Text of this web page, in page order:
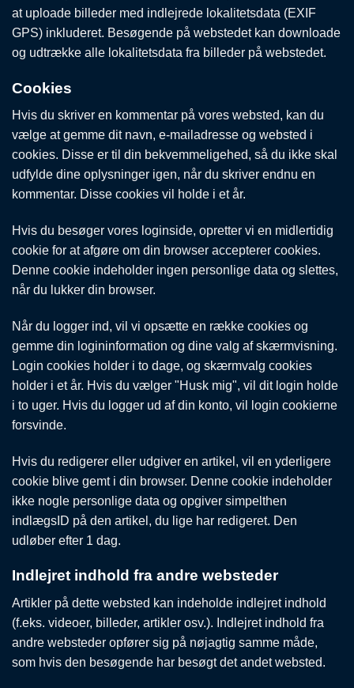
at uploade billeder med indlejrede lokalitetsdata (EXIF
GPS) inkluderet. Besøgende på webstedet kan downloade
og udtrække alle lokalitetsdata fra billeder på webstedet.
Cookies
Hvis du skriver en kommentar på vores websted, kan du
vælge at gemme dit navn, e-mailadresse og websted i
cookies. Disse er til din bekvemmeligehed, så du ikke skal
udfylde dine oplysninger igen, når du skriver endnu en
kommentar. Disse cookies vil holde i et år.
Hvis du besøger vores loginside, opretter vi en midlertidig
cookie for at afgøre om din browser accepterer cookies.
Denne cookie indeholder ingen personlige data og slettes,
når du lukker din browser.
Når du logger ind, vil vi opsætte en række cookies og
gemme din logininformation og dine valg af skærmvisning.
Login cookies holder i to dage, og skærmvalg cookies
holder i et år. Hvis du vælger "Husk mig", vil dit login holde
i to uger. Hvis du logger ud af din konto, vil login cookierne
forsvinde.
Hvis du redigerer eller udgiver en artikel, vil en yderligere
cookie blive gemt i din browser. Denne cookie indeholder
ikke nogle personlige data og opgiver simpelthen
indlægsID på den artikel, du lige har redigeret. Den
udløber efter 1 dag.
Indlejret indhold fra andre websteder
Artikler på dette websted kan indeholde indlejret indhold
(f.eks. videoer, billeder, artikler osv.). Indlejret indhold fra
andre websteder opfører sig på nøjagtig samme måde,
som hvis den besøgende har besøgt det andet websted.